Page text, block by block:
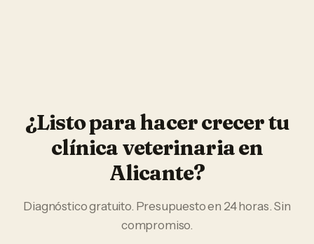
¿Listo para hacer crecer tu
clínica veterinariaen
Alicante?
Diagnóstico gratuito. Presupuesto en 24 horas. Sin
compromiso.